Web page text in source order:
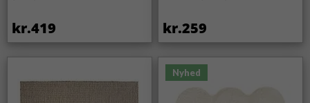
kr.419 kr.259
Nyhed